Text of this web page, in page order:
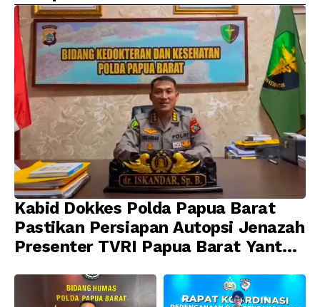
Diamankan
Profesionalisme
Kabid Dokkes Polda Papua Barat
Pastikan Persiapan Autopsi Jenazah
Presenter TVRI Papua Barat Yanto
Dijadwalkan Kamis